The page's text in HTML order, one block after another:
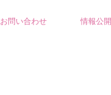
お問い合わせ 情報公開